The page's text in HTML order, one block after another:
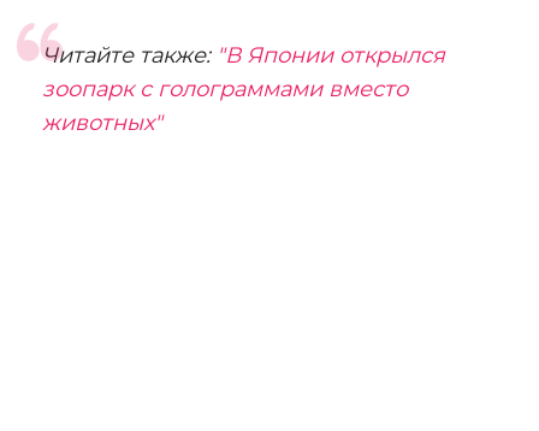
Читайте также: "В Японии открылся
зоопарк с голограммами вместо
животных"